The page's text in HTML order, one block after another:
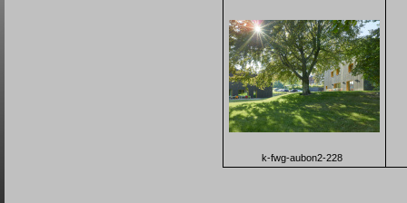
k-fwg-aubon2-228